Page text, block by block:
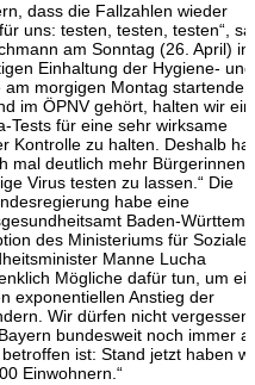
dass die Fallzahlen wieder
uns: testen, testen, testen“,
am Sonntag (26. April) in
Einhaltung der Hygiene- und
morgigen Montag startende
im ÖPNV gehört, halten wir
Tests für eine sehr wirksame
Kontrolle zu halten. Deshalb
mal deutlich mehr Bürgerinnen
Virus testen zu lassen.“ Die
habe eine
Baden-
des Ministeriums für Soziales
Manne Lucha
Mögliche dafür tun, um
exponentiellen Anstieg der
Wir dürfen nicht vergessen,
bundesweit noch immer
ist: Stand jetzt haben
Einwohnern.“